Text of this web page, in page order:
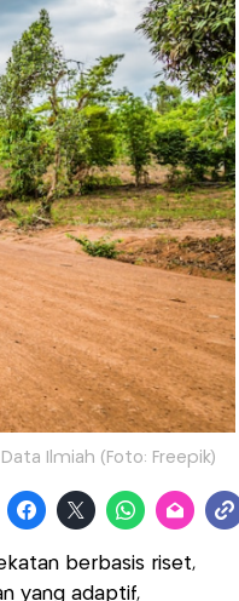
Ilmiah (Foto: Freepik)
berbasis riset,
yang adaptif,